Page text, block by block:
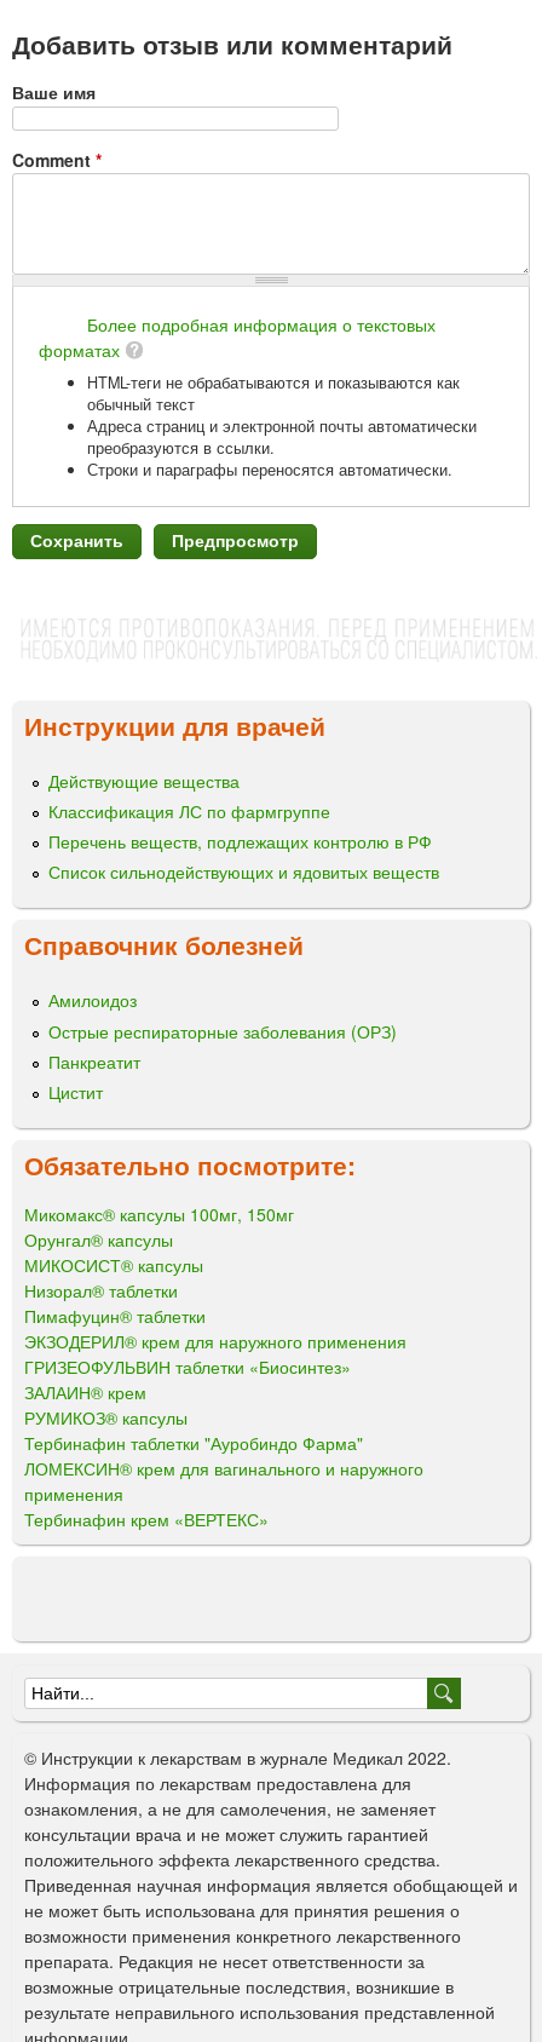
Добавить отзыв или комментарий
Ваше имя
Comment *
Более подробная информация о текстовых
форматах
HTML-теги не обрабатываются и показываются как
обычный текст
Адреса страниц и электронной почты автоматически
преобразуются в ссылки.
Строки и параграфы переносятся автоматически.
Инструкции для врачей
Действующие вещества
Классификация ЛС по фармгруппе
Перечень веществ, подлежащих контролю в РФ
Список сильнодействующих и ядовитых веществ
Справочник болезней
Амилоидоз
Острые респираторные заболевания (ОРЗ)
Панкреатит
Цистит
Обязательно посмотрите:
Микомакс® капсулы 100мг, 150мг
Орунгал® капсулы
МИКОСИСТ® капсулы
Низорал® таблетки
Пимафуцин® таблетки
ЭКЗОДЕРИЛ® крем для наружного применения
ГРИЗЕОФУЛЬВИН таблетки «Биосинтез»
ЗАЛАИН® крем
РУМИКОЗ® капсулы
Тербинафин таблетки "Ауробиндо Фарма"
ЛОМЕКСИН® крем для вагинального и наружного
применения
Тербинафин крем «ВЕРТЕКС»
Ф
о
р
м
а
п
о
и
с
© Инструкции к лекарствам в журнале Медикал 2022.
Информация по лекарствам предоставлена для
ознакомления, а не для самолечения, не заменяет
консультации врача и не может служить гарантией
положительного эффекта лекарственного средства.
Приведенная научная информация является обобщающей и
не может быть использована для принятия решения о
возможности применения конкретного лекарственного
препарата. Редакция не несет ответственности за
возможные отрицательные последствия, возникшие в
результате неправильного использования представленной